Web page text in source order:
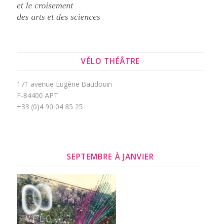
et le croisement
des arts et des sciences
VÉLO THÉÂTRE
171 avenue Eugène Baudouin
F-84400 APT
+33 (0)4 90 04 85 25
SEPTEMBRE À JANVIER